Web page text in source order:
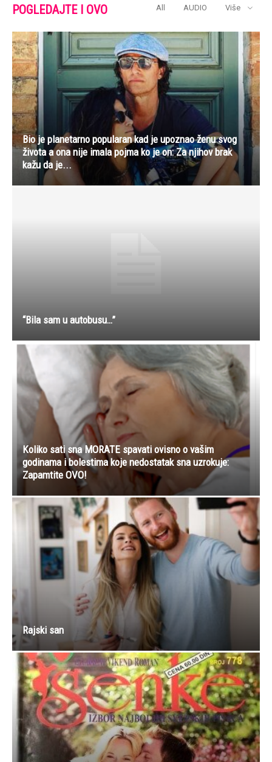
POGLEDAJTE I OVO All AUDIO Više
Bio je planetarno popularan kad je upoznao ženu svog
života a ona nije imala pojma ko je on: Za njihov brak
kažu da je...
“Bila sam u autobusu…”
Koliko sati sna MORATE spavati ovisno o vašim
godinama i bolestima koje nedostatak sna uzrokuje:
Zapamtite OVO!
Rajski san